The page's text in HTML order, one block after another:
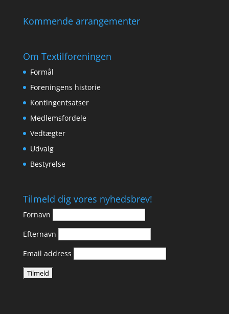
Kommende arrangementer
Om Textilforeningen
Formål
Foreningens historie
Kontingentsatser
Medlemsfordele
Vedtægter
Udvalg
Bestyrelse
Tilmeld dig vores nyhedsbrev!
Fornavn
Efternavn
Email address